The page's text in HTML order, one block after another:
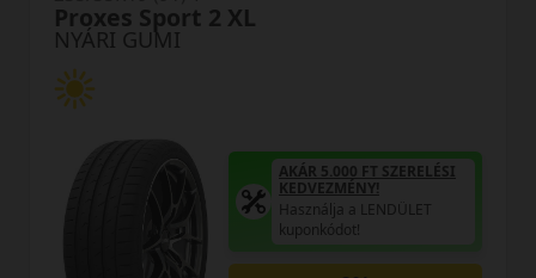
NYÁRI GUMI
U11 RXMotion XL
AKÁR 5.000 FT SZERELÉSI
KEDVEZMÉNY!
Használja a LENDÜLET